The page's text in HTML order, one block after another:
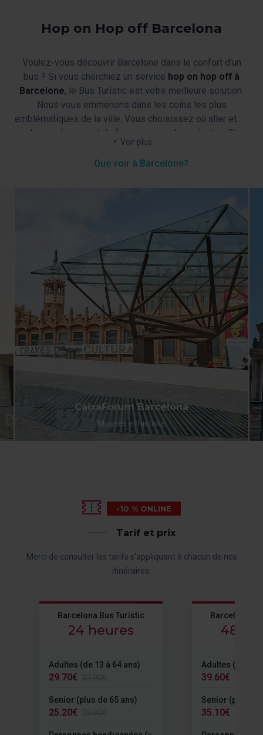
Hop on Hop off Barcelona
Voulez-vous découvrir Barcelone dans le confort d'un
bus ? Si vous cherchiez un service hop on hop off à
Barcelone, le Bus Turístic est votre meilleure solution.
Nous vous emmenons dans les coins les plus
emblématiques de la ville. Vous choisissez où aller et où
descendre, autant de fois que vous le souhaitez. Et
pendant le voyage, vous pouvez profiter d'un audioguide
en 16 langues, avec Wi-Fi gratuit, une carte de la ville et
deux itinéraires
non seulement des icônes telles que la Sagrada Família,
Une façon originale et amusante de connaître une ville
unique. Profitez du meilleur service de bus à Barcelone !
Voir plus
Que voir à Barcelone?
CaixaForum Barcelona
Musées et histoire
-10 % ONLINE
Tarif et prix
Merci de consulter les tarifs s'appliquant à chacun de nos
itinéraires.
Barcelona Bus Turístic
24 heures
Adultes (de 13 à 64 ans)
29.70€
Senior (plus de 65 ans)
25.20€
Barcelona
48
Adultes (de 13
39.60€
Senior (plus de
35.10€